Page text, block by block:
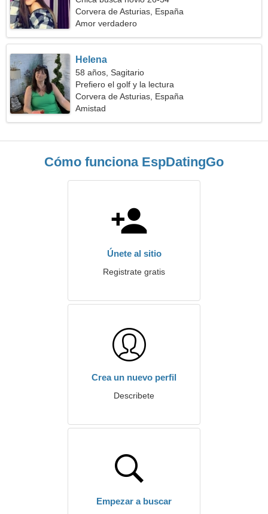
Corvera de Asturias, España
Amor verdadero
Helena
58 años, Sagitario
Prefiero el golf y la lectura
Corvera de Asturias, España
Amistad
Cómo funciona EspDatingGo
Únete al sitio
Registrate gratis
Crea un nuevo perfil
Describete
Empezar a buscar